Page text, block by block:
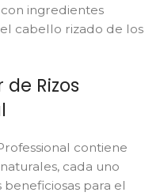
ingredientes
cabello rizado de los
Rizos
contiene
cada uno
para el